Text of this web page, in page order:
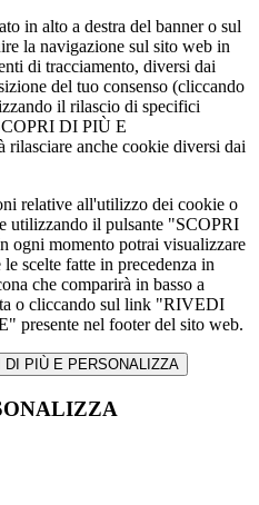
in alto a destra del banner o sul
la navigazione sul sito web in
di tracciamento, diversi dai
del tuo consenso (cliccando
il rilascio di specifici
DI PIÙ E
anche cookie diversi dai
relative all'utilizzo dei cookie o
utilizzando il pulsante "SCOPRI
momento potrai visualizzare
scelte fatte in precedenza in
che comparirà in basso a
o cliccando sul link "RIVEDI
nel footer del sito web.
DI PIÙ E PERSONALIZZA